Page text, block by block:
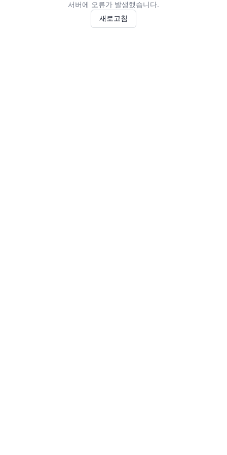
서버에 오류가 발생했습니다.
새로고침